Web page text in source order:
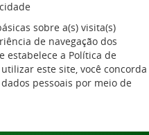
sobre a(s) visita(s)
de navegação dos
estabelece a Política de
este site, você concorda
pessoais por meio de